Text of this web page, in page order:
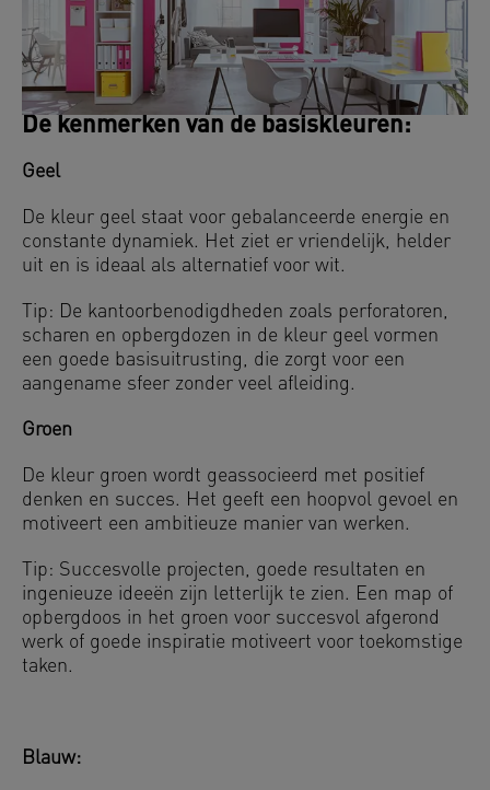
De kenmerken van de basiskleuren:
Geel
De kleur geel staat voor gebalanceerde energie en
constante dynamiek. Het ziet er vriendelijk, helder
uit en is ideaal als alternatief voor wit.
Tip: De kantoorbenodigdheden zoals perforatoren,
scharen en opbergdozen in de kleur geel vormen
een goede basisuitrusting, die zorgt voor een
aangename sfeer zonder veel afleiding.
Groen
De kleur groen wordt geassocieerd met positief
denken en succes. Het geeft een hoopvol gevoel en
motiveert een ambitieuze manier van werken.
Tip: Succesvolle projecten, goede resultaten en
ingenieuze ideeën zijn letterlijk te zien. Een map of
opbergdoos in het groen voor succesvol afgerond
werk of goede inspiratie motiveert voor toekomstige
taken.
Blauw: